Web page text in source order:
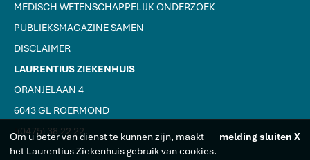
MEDISCH WETENSCHAPPELIJK ONDERZOEK
PUBLIEKSMAGAZINE SAMEN
DISCLAIMER
LAURENTIUS ZIEKENHUIS
ORANJELAAN 4
6043 GL ROERMOND
J(0475) 38 22 22 melding sluiten X
Om u beter van dienst te kunnen zijn, maakt
het Laurentius Ziekenhuis gebruik van cookies.